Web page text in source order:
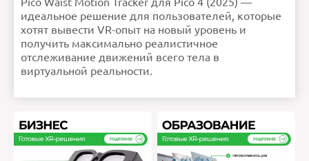
идеальное решение для пользователей, которые
хотят вывести VR-опыт на новый уровень и
получить максимально реалистичное
отслеживание движений всего тела в
виртуальной реальности.